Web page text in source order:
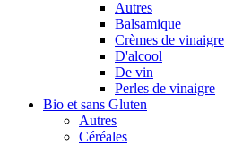
Autres
Balsamique
Crèmes de vinaigre
D'alcool
De vin
Perles de vinaigre
Bio et sans Gluten
Autres
Céréales